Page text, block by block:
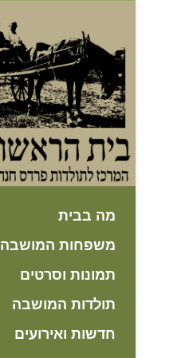
מה בבית
משפחות המושבה
תמונות וסרטים
תולדות המושבה
חדשות ואירועים